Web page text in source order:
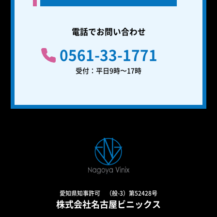
電話でお問い合わせ
0561-33-1771
受付：平日9時〜17時
愛知県知事許可 （般-3）第52428号
株式会社名古屋ビニックス